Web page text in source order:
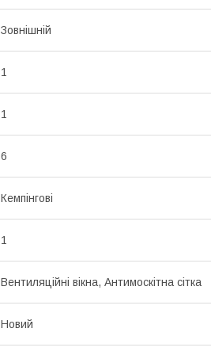
Зовнішній
1
1
6
Кемпінгові
1
Вентиляційні вікна, Антимоскітна сітка
Новий